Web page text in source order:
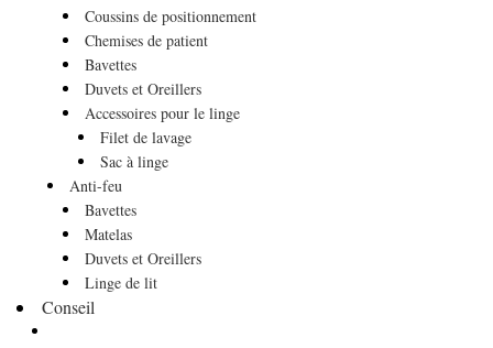
Coussins de positionnement
Chemises de patient
Bavettes
Duvets et Oreillers
Accessoires pour le linge
Filet de lavage
Sac à linge
Anti-feu
Bavettes
Matelas
Duvets et Oreillers
Linge de lit
Conseil